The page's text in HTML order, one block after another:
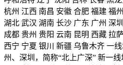
杭州 江西 南昌 安徽 合肥 福建 福
湖北 武汉 湖南 长沙 广东 广州 深
成都 贵州 贵阳 云南 昆明 西藏 拉
西宁 宁夏 银川 新疆 乌鲁木齐 一
州、深圳，简称“北上广深” 新一